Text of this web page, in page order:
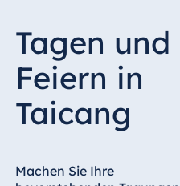
proArte Hotel
Berlin
Hotel Bonn
Hotel Bremen
Hotel Dresden
Tagen und
Feiern in
Taicang
Machen Sie Ihre